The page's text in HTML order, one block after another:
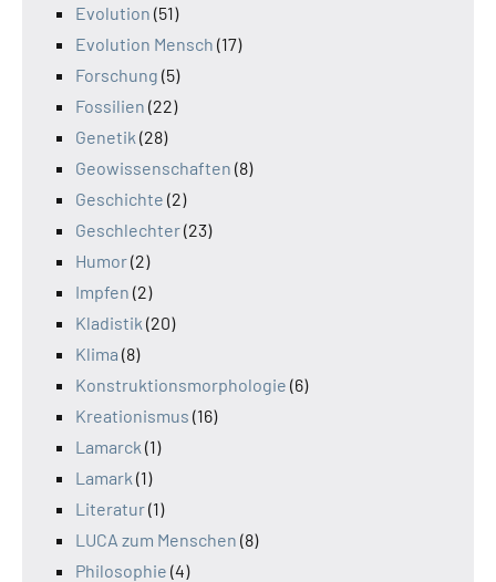
Evolution (51)
Evolution Mensch (17)
Forschung (5)
Fossilien (22)
Genetik (28)
Geowissenschaften (8)
Geschichte (2)
Geschlechter(23)
Humor(2)
Impfen (2)
Kladistik (20)
Klima (8)
Konstruktionsmorphologie (6)
Kreationismus (16)
Lamarck (1)
Lamark (1)
Literatur(1)
LUCA zum Menschen (8)
Philosophie (4)